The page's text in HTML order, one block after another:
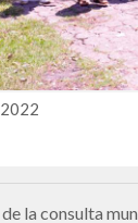
2022
la consulta